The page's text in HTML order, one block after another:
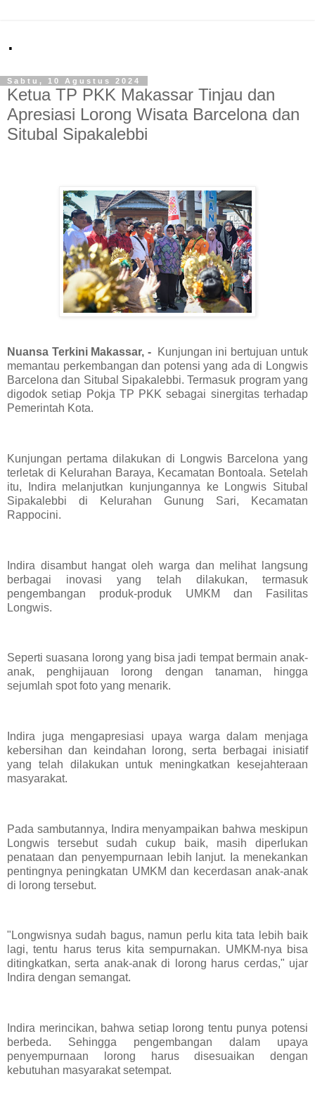
.
Sabtu, 10 Agustus 2024
Ketua TP PKK Makassar Tinjau dan
Apresiasi Lorong Wisata Barcelona dan
Situbal Sipakalebbi
Nuansa Terkini Makassar, -
Kunjungan ini bertujuan untuk
memantau perkembangan dan potensi yang ada di Longwis
Barcelona dan Situbal Sipakalebbi. Termasuk program yang
digodok setiap Pokja TP PKK sebagai sinergitas terhadap
Pemerintah Kota.
Kunjungan pertama dilakukan di Longwis Barcelona yang
terletak di Kelurahan Baraya, Kecamatan Bontoala. Setelah
itu, Indira melanjutkan kunjungannya ke Longwis Situbal
Sipakalebbi di Kelurahan Gunung Sari, Kecamatan
Rappocini.
Indira disambut hangat oleh warga dan melihat langsung
berbagai inovasi yang telah dilakukan, termasuk
pengembangan produk-produk UMKM dan Fasilitas
Longwis.
Seperti suasana lorong yang bisa jadi tempat bermain anak-
anak, penghijauan lorong dengan tanaman, hingga
sejumlah spot foto yang menarik.
Indira juga mengapresiasi upaya warga dalam menjaga
kebersihan dan keindahan lorong, serta berbagai inisiatif
yang telah dilakukan untuk meningkatkan kesejahteraan
masyarakat.
Pada sambutannya, Indira menyampaikan bahwa meskipun
Longwis tersebut sudah cukup baik, masih diperlukan
penataan dan penyempurnaan lebih lanjut. Ia menekankan
pentingnya peningkatan UMKM dan kecerdasan anak-anak
di lorong tersebut.
"Longwisnya sudah bagus, namun perlu kita tata lebih baik
lagi, tentu harus terus kita sempurnakan. UMKM-nya bisa
ditingkatkan, serta anak-anak di lorong harus cerdas," ujar
Indira dengan semangat.
Indira merincikan, bahwa setiap lorong tentu punya potensi
berbeda. Sehingga pengembangan dalam upaya
penyempurnaan lorong harus disesuaikan dengan
kebutuhan masyarakat setempat.